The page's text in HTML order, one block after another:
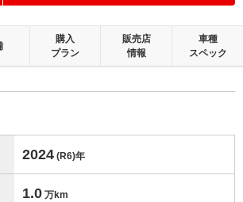
やヘコミなどがほぼない、とても綺麗な状態で
購入
プラン
販売店
情報
車種
スペック
2024 (R6)年
1.0 万km